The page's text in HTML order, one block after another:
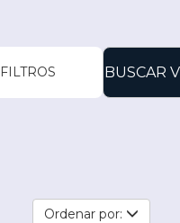
BUSCAR
Ordenar por: